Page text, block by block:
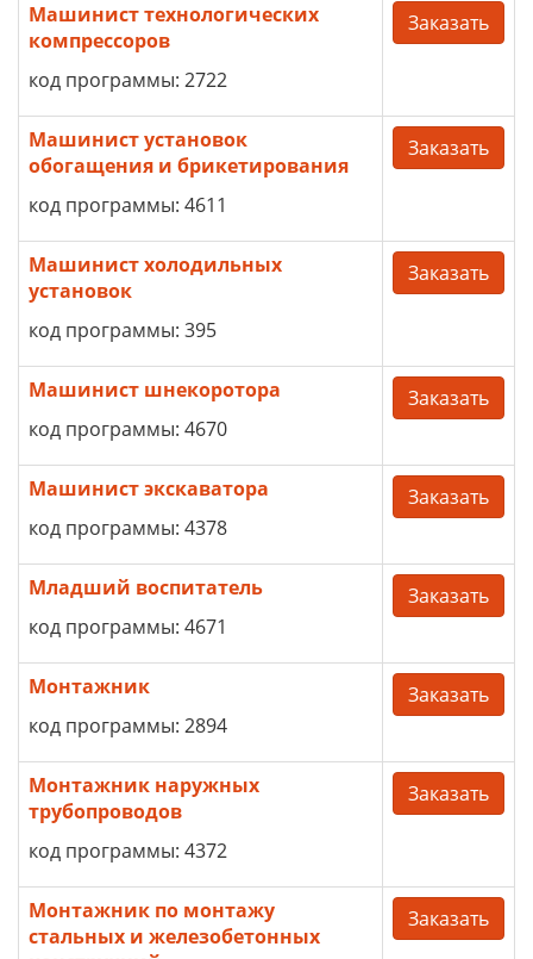
Машинист технологических
компрессоров
код программы: 2722
Заказать
Машинист установок
обогащения и брикетирования
код программы: 4611
Заказать
Машинист холодильных
установок
код программы: 395
Заказать
Машинист шнекоротора
код программы: 4670
Заказать
Машинист экскаватора
код программы: 4378
Заказать
Младший воспитатель
код программы: 4671
Заказать
Монтажник
код программы: 2894
Заказать
Монтажник наружных
трубопроводов
код программы: 4372
Заказать
Монтажник по монтажу
стальных и железобетонных
Заказать